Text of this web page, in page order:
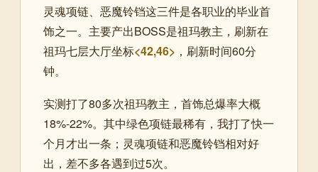
灵魂项链、恶魔铃铛这三件是各职业的毕业首
饰之一。主要产出BOSS是祖玛教主，刷新在
祖玛七层大厅坐标<42,46> ，刷新时间60分
钟。
实测打了80多次祖玛教主，首饰总爆率大概
18%-22%。其中绿色项链最稀有，我打了快一
个月才出一条；灵魂项链和恶魔铃铛相对好
出，差不多各遇到过5次。